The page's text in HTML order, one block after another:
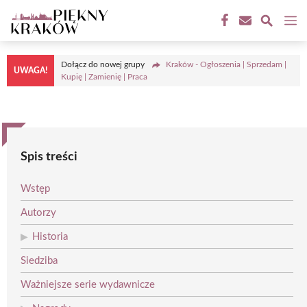
do
treści
UWAGA!
Dołącz do nowej grupy
Kraków - Ogłoszenia | Sprzedam |
Kupię | Zamienię | Praca
Spis treści
Wstęp
Autorzy
Historia
Siedziba
Ważniejsze serie wydawnicze